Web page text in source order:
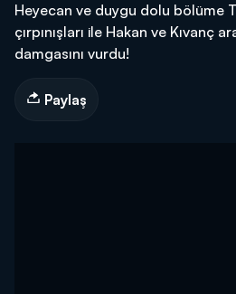
Heyecan ve duygu dolu bölüme
çırpınışları ile Hakan ve Kıvanç
damgasını vurdu!
Paylaş